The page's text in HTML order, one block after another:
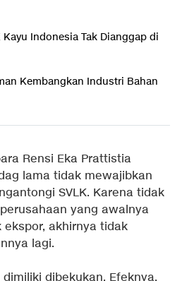
Indonesia Tak Dianggap di
Kembangkan Industri Bahan
Rensi Eka Prattistia
lama tidak mewajibkan
SVLK. Karena tidak
yang awalnya
ekspor, akhirnya tidak
lagi.
dimiliki dibekukan. Efeknya,